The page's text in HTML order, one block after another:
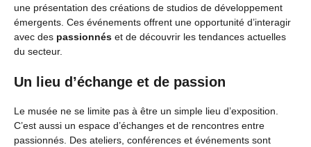
une présentation des créations de studios de développement
émergents. Ces événements offrent une opportunité d’interagir
avec des passionnés et de découvrir les tendances actuelles
du secteur.
Un lieu d’échange et de passion
Le musée ne se limite pas à être un simple lieu d’exposition.
C’est aussi un espace d’échanges et de rencontres entre
passionnés. Des ateliers, conférences et événements sont